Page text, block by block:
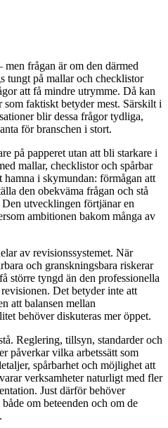
frågan är om den därmed
tungt på mallar och checklistor
att få mindre utrymme. Då kan
som faktiskt betyder mest. Särskilt i
blir dessa frågor tydliga,
för branschen i stort.
på papperet utan att bli starkare i
mallar, checklistor och spårbar
i skymundan: förmågan att
den obekväma frågan och stå
utvecklingen förtjänar en
ambitionen bakom många av
av revisionssystemet. När
och granskningsbara riskerar
större tyngd än den professionella
Det betyder inte att
att balansen mellan
behöver diskuteras mer öppet.
Reglering, tillsyn, standarder och
påverkar vilka arbetssätt som
spårbarhet och möjlighet att
verksamheter naturligt med fler
Just därför behöver
om beteenden och om de